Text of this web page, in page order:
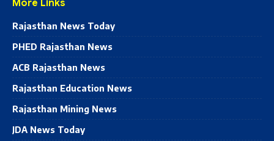
More Links
Rajasthan News Today
PHED Rajasthan News
ACB Rajasthan News
Rajasthan Education News
Rajasthan Mining News
JDA News Today